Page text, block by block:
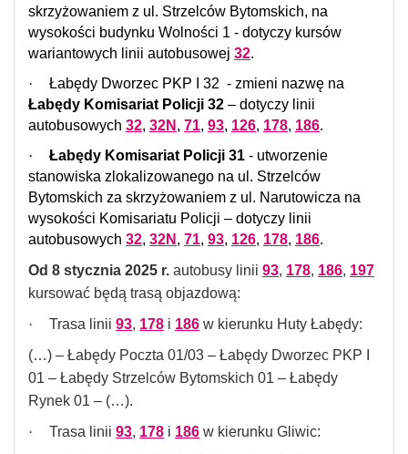
skrzyżowaniem z ul. Strzelców Bytomskich, na
wysokości budynku Wolności 1 - dotyczy kursów
wariantowych linii autobusowej 32.
·
Łabędy Dworzec PKP I 32 - zmieni nazwę na
Łabędy Komisariat Policji 32 – dotyczy linii
autobusowych 32, 32N , 71, 93, 126, 178, 186.
·
Łabędy Komisariat Policji 31 - utworzenie
stanowiska zlokalizowanego na ul. Strzelców
Bytomskich za skrzyżowaniem z ul. Narutowicza na
wysokości Komisariatu Policji – dotyczy linii
autobusowych 32, 32N , 71, 93, 126, 178, 186.
Od 8 stycznia 2025 r. autobusy linii 93, 178, 186, 197
kursować będą trasą objazdową:
·
Trasa linii 93, 178 i 186 w kierunku Huty Łabędy:
(…) – Łabędy Poczta 01/03 – Łabędy Dworzec PKP I
01 – Łabędy Strzelców Bytomskich 01 – Łabędy
Rynek 01 – (…).
·
Trasa linii 93, 178 i 186 w kierunku Gliwic: